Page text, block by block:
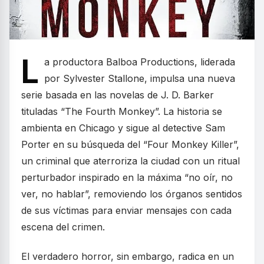
L a productora Balboa Productions, liderada
por Sylvester Stallone, impulsa una nueva
serie basada en las novelas de J. D. Barker
tituladas “The Fourth Monkey”. La historia se
ambienta en Chicago y sigue al detective Sam
Porter en su búsqueda del “Four Monkey Killer”,
un criminal que aterroriza la ciudad con un ritual
perturbador inspirado en la máxima “no oír, no
ver, no hablar”, removiendo los órganos sentidos
de sus víctimas para enviar mensajes con cada
escena del crimen.
El verdadero horror, sin embargo, radica en un